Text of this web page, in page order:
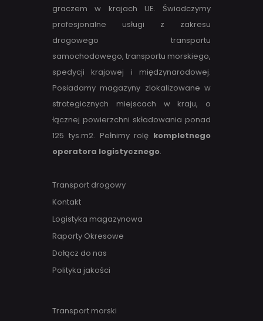
graczem w krajach UE. Świadczymy
profesjonalne usługi z zakresu
drogowego transportu
samochodowego, transportu morskiego,
spedycji krajowej i międzynarodowej.
Posiadamy magazyny zlokalizowane w
strategicznych miejscach w kraju, o
łącznej powierzchni składowania ponad
125 tys.m2. Pełnimy rolę kompletnego
operatora logistycznego.
Transport drogowy
Kontakt
Logistyka magazynowa
Raporty Okresowe
Dołącz do nas
Polityka jakości
Transport morski